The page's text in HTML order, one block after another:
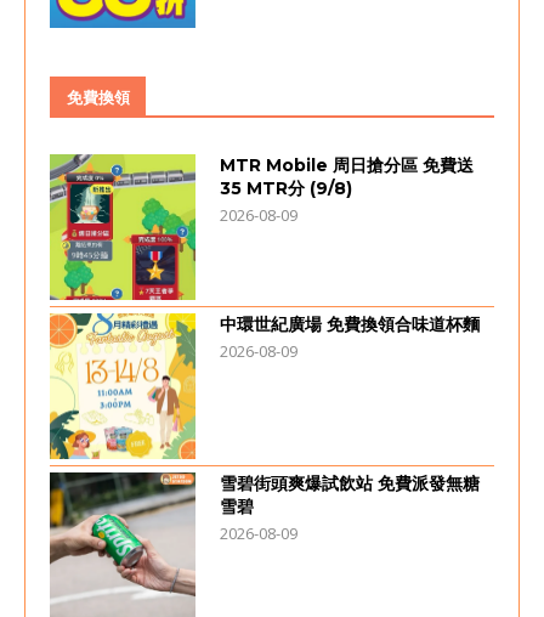
免費換領
MTR Mobile 周日搶分區 免費送
35 MTR分 (9/8)
2026-08-09
中環世紀廣場 免費換領合味道杯麵
2026-08-09
雪碧街頭爽爆試飲站 免費派發無糖
雪碧
2026-08-09